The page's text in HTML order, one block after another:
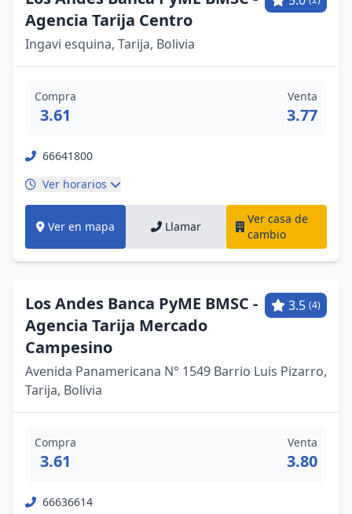
Agencia Tarija Centro
Ingavi esquina, Tarija, Bolivia
Compra
3.61
Venta
3.77
66641800
Ver horarios
Ver en mapa Llamar
Ver casa de
cambio
Los Andes Banca PyME BMSC -
Agencia Tarija Mercado
Campesino
3.5 (4)
Avenida Panamericana N° 1549 Barrio Luis Pizarro,
Tarija, Bolivia
Compra
3.61
Venta
3.80
66636614